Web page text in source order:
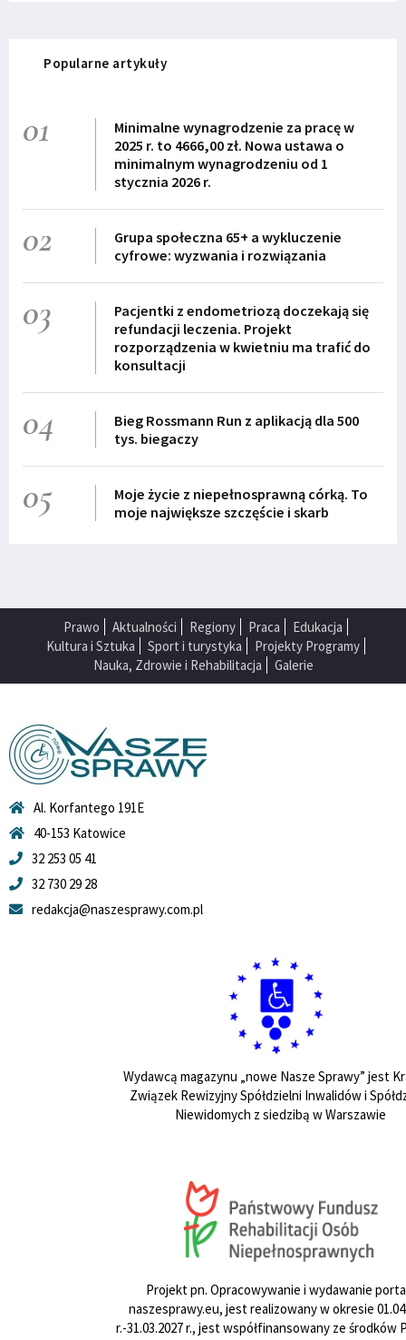
Popularne artykuły
01
Minimalne wynagrodzenie za pracę w
2025 r. to 4666,00 zł. Nowa ustawa o
minimalnym wynagrodzeniu od 1
stycznia 2026 r.
02
Grupa społeczna 65+ a wykluczenie
cyfrowe: wyzwania i rozwiązania
03
Pacjentki z endometriozą doczekają się
refundacji leczenia. Projekt
rozporządzenia w kwietniu ma trafić do
konsultacji
04
Bieg Rossmann Run z aplikacją dla 500
tys. biegaczy
05
Moje życie z niepełnosprawną córką. To
moje największe szczęście i skarb
Prawo Aktualności Regiony Praca
Edukacja
Kultura i Sztuka
Sport i turystyka
Projekty Programy
Nauka, Zdrowie i Rehabilitacja
Galerie
Al. Korfantego 191E
40-153 Katowice
32 253 05 41
32 730 29 28
redakcja@naszesprawy.com.pl
Wydawcą magazynu „nowe Nasze Sprawy” jest
Związek Rewizyjny Spółdzielni Inwalidów i
Niewidomych z siedzibą w Warszawie
Projekt pn. Opracowywanie i wydawanie
naszesprawy.eu, jest realizowany w okresie
r.-31.03.2027 r., jest współfinansowany ze środków